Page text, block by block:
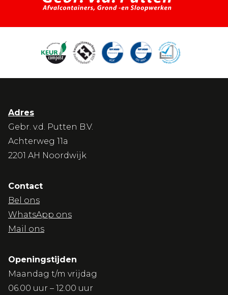
Adres
Gebr. v.d. Putten B.V.
Achterweg 11a
2201 AH Noordwijk
Contact
Bel ons
WhatsApp ons
Mail ons
Openingstijden
Maandag t/m vrijdag
06.00 uur – 12.00 uur